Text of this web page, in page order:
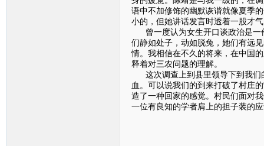
语中不加修饰的幽默诙谐就像夏季
小的，但她讲话发言时透着一股才
曾一度认为女生开口谈政治是一
们静如处子，动如脱兔，她们有远
情。我相信在不久的将来，在中国
释着对三农问题的理解。
这次调查上到县里领导下到我们
血。可以说我们的到来打破了村庄
造了一种回家的感觉。村民们面对
一位有良知的学者肩上的担子装的